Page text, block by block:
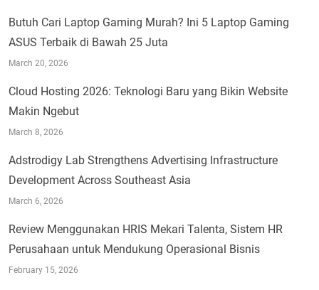
Butuh Cari Laptop Gaming Murah? Ini 5 Laptop Gaming
ASUS Terbaik di Bawah 25 Juta
March 20, 2026
Cloud Hosting 2026: Teknologi Baru yang Bikin Website
Makin Ngebut
March 8, 2026
Adstrodigy Lab Strengthens Advertising Infrastructure
Development Across Southeast Asia
March 6, 2026
Review Menggunakan HRIS Mekari Talenta, Sistem HR
Perusahaan untuk Mendukung Operasional Bisnis
February 15, 2026